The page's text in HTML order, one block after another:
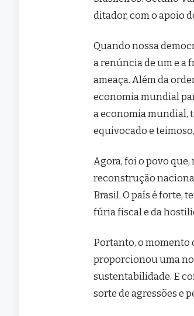
ditador, com o apoio
Quando nossa
a renúncia de um e a
ameaça. Além da
economia mundial
a economia mundial,
equivocado e
Agora, foi o povo
reconstrução
Brasil. O país é forte,
fúria fiscal e da
Portanto, o momento
proporcionou uma
sustentabilidade. E
sorte de agressões e